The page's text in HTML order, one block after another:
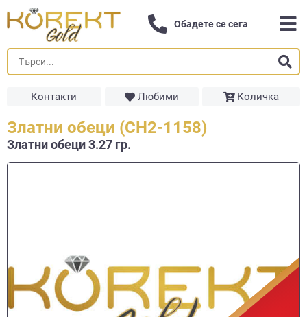
Обадете се сега
Контакти Любими Количка
Златни обеци (СН2-1158)
Златни обеци 3.27 гр.